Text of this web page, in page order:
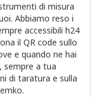
di misura
Abbiamo reso i
accessibili h24
il QR code sullo
e quando ne hai
sempre a tua
di taratura e sulla